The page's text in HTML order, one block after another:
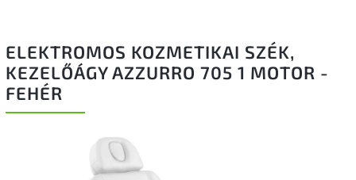
ELEKTROMOS KOZMETIKAI SZÉK,
KEZELŐÁGY AZZURRO 705 1 MOTOR -
FEHÉR